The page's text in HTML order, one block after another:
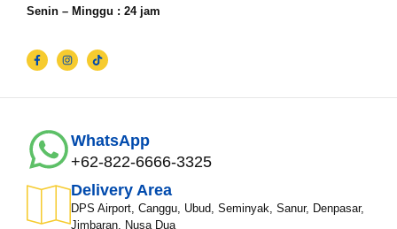
Senin – Minggu : 24 jam
WhatsApp
+62-822-6666-3325
Delivery Area
DPS Airport, Canggu, Ubud, Seminyak, Sanur, Denpasar,
Jimbaran, Nusa Dua